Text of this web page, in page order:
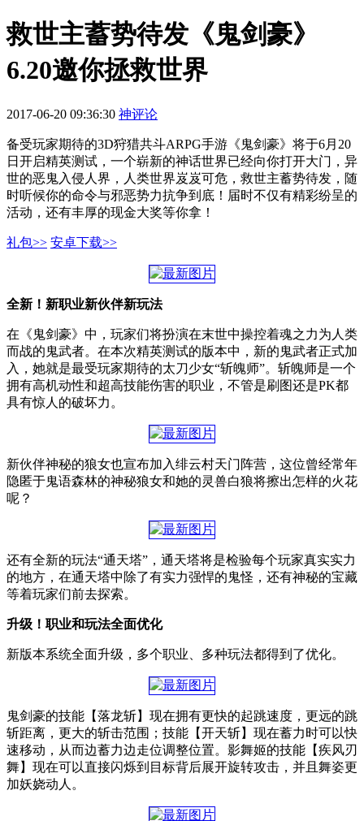
救世主蓄势待发《鬼剑豪》
6.20邀你拯救世界
2017-06-20 09:36:30 神评论
备受玩家期待的3D狩猎共斗ARPG手游《鬼剑豪》将于6月20
日开启精英测试，一个崭新的神话世界已经向你打开大门，异
世的恶鬼入侵人界，人类世界岌岌可危，救世主蓄势待发，随
时听候你的命令与邪恶势力抗争到底！届时不仅有精彩纷呈的
活动，还有丰厚的现金大奖等你拿！
礼包>> 安卓下载>>
全新！新职业新伙伴新玩法
在《鬼剑豪》中，玩家们将扮演在末世中操控着魂之力为人类
而战的鬼武者。在本次精英测试的版本中，新的鬼武者正式加
入，她就是最受玩家期待的太刀少女“斩魄师”。斩魄师是一个
拥有高机动性和超高技能伤害的职业，不管是刷图还是PK都
具有惊人的破坏力。
新伙伴神秘的狼女也宣布加入绯云村天门阵营，这位曾经常年
隐匿于鬼语森林的神秘狼女和她的灵兽白狼将擦出怎样的火花
呢？
还有全新的玩法“通天塔”，通天塔将是检验每个玩家真实实力
的地方，在通天塔中除了有实力强悍的鬼怪，还有神秘的宝藏
等着玩家们前去探索。
升级！职业和玩法全面优化
新版本系统全面升级，多个职业、多种玩法都得到了优化。
鬼剑豪的技能【落龙斩】现在拥有更快的起跳速度，更远的跳
斩距离，更大的斩击范围；技能【开天斩】现在蓄力时可以快
速移动，从而边蓄力边走位调整位置。影舞姬的技能【疾风刃
舞】现在可以直接闪烁到目标背后展开旋转攻击，并且舞姿更
加妖娆动人。